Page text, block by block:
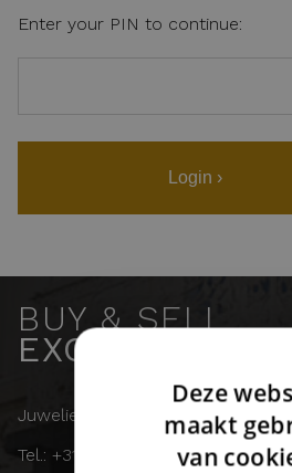
Enter your PIN to continue:
Login ›
BUY & SELL
EXCLUSIVE
Juwelier Burger
Tel.: +31 (0)43 358 11 55
Deze
maakt
van